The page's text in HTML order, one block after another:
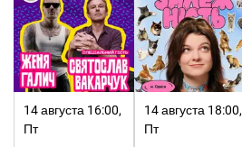
14 августа 16:00,
Пт
14 августа 18:00,
Пт